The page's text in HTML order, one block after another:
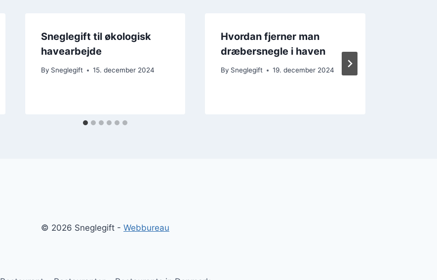
Sneglegift til økologisk
havearbejde
By Sneglegift 15. december 2024
Hvordan fjerner man
dræbersnegle i haven
By Sneglegift 19. december 2024
© 2026 Sneglegift - Webbureau